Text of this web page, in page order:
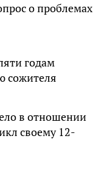
о проблемах
годам
сожителя
в отношении
своему 12-